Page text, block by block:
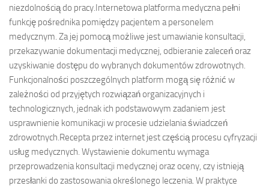
niezdolnością do pracy.Internetowa platforma medyczna pełni
funkcję pośrednika pomiędzy pacjentem a personelem
medycznym. Za jej pomocą możliwe jest umawianie konsultacji,
przekazywanie dokumentacji medycznej, odbieranie zaleceń oraz
uzyskiwanie dostępu do wybranych dokumentów zdrowotnych.
Funkcjonalności poszczególnych platform mogą się różnić w
zależności od przyjętych rozwiązań organizacyjnych i
technologicznych, jednak ich podstawowym zadaniem jest
usprawnienie komunikacji w procesie udzielania świadczeń
zdrowotnych.Recepta przez internet jest częścią procesu cyfryzacji
usług medycznych. Wystawienie dokumentu wymaga
przeprowadzenia konsultacji medycznej oraz oceny, czy istnieją
przesłanki do zastosowania określonego leczenia. W praktyce